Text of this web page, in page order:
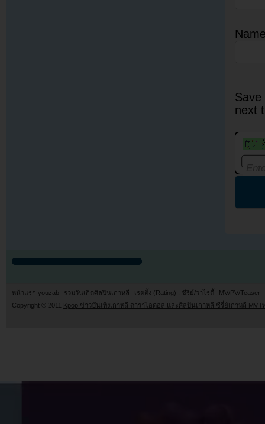
next
หน้าแรก youzab รวมวันเกิดศิลปินเกาหลี เรตติ้ง (Rating) : ซีรี่ย์/วาไรตี้
MV/PV/Teaser
Copyright © 2011 Kpop ข่าวบันเทิงเกาหลี ดาราไอดอล และศิลปินเกาหลี ซีรี่ย์เกาหลี MV